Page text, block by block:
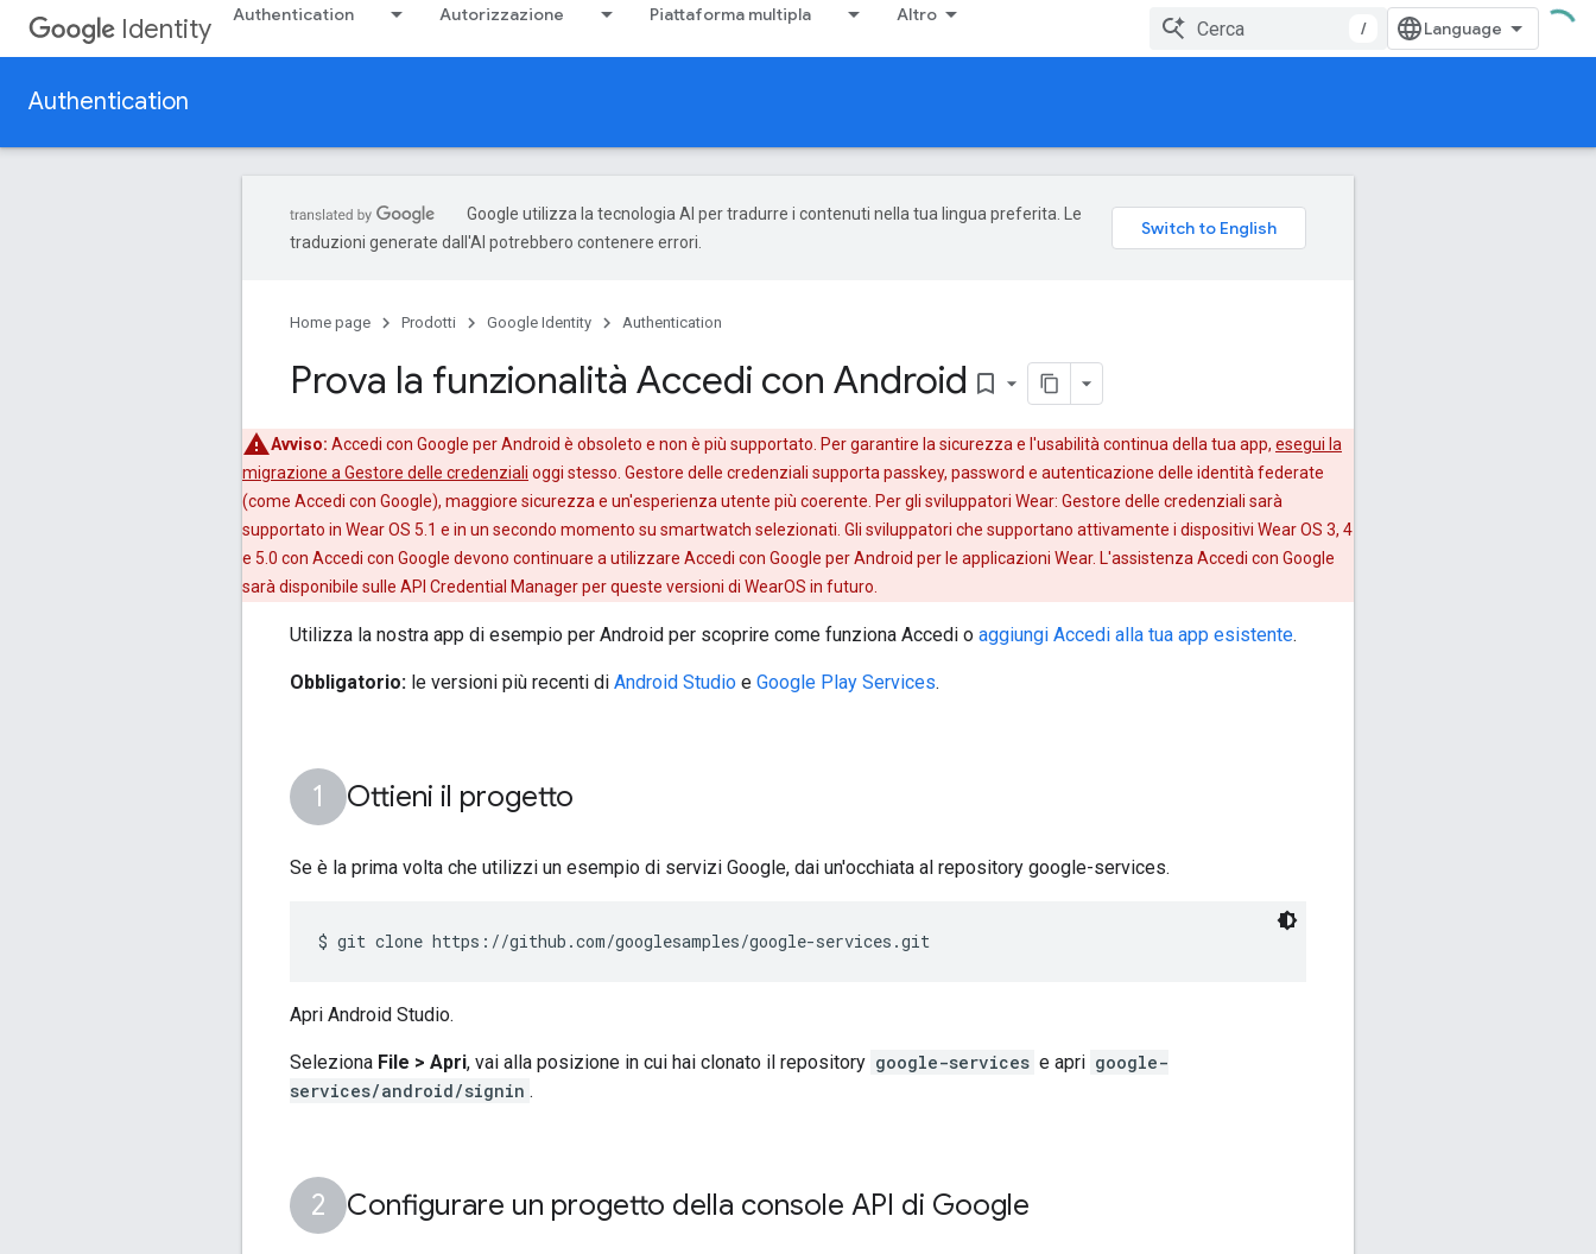
Identity Authentication Autorizzazione Piattaforma multipla Altro
/
Authentication
Google utilizza la tecnologia AI per tradurre i contenuti nella tua lingua preferita. Le
traduzioni generate dall'AI potrebbero contenere errori.
Home page Prodotti Google Identity Authentication
Prova la funzionalità Accedi con Android bookmark_border
Avviso: Accedi con Google per Android è obsoleto e non è più supportato. Per garantire la sicurezza e l'usabilità continua della tua app, esegui la
migrazione a Gestore delle credenziali oggi stesso. Gestore delle credenziali supporta passkey, password e autenticazione delle identità federate
(come Accedi con Google), maggiore sicurezza e un'esperienza utente più coerente. Per gli sviluppatori Wear: Gestore delle credenziali sarà
supportato in Wear OS 5.1 e in un secondo momento su smartwatch selezionati. Gli sviluppatori che supportano attivamente i dispositivi Wear OS 3, 4
e 5.0 con Accedi con Google devono continuare a utilizzare Accedi con Google per Android per le applicazioni Wear. L'assistenza Accedi con Google
sarà disponibile sulle API Credential Manager per queste versioni di WearOS in futuro.
Utilizza la nostra app di esempio per Android per scoprire come funziona Accedi o aggiungi Accedi alla tua app esistente.
Obbligatorio: le versioni più recenti di Android Studio e Google Play Services.
Ottieni il progetto
Se è la prima volta che utilizzi un esempio di servizi Google, dai un'occhiata al repository google-services.
$ git clone https://github.com/googlesamples/google-services.git
Apri Android Studio.
Seleziona File > Apri, vai alla posizione in cui hai clonato il repository google-services e apri google-
services/android/signin .
Configurare un progetto della console API di Google